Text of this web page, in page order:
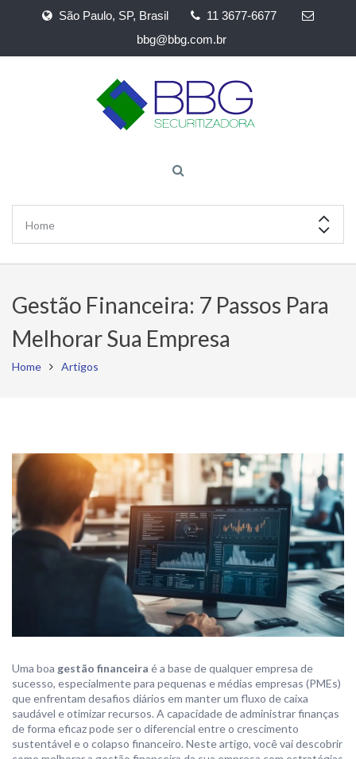
São Paulo, SP, Brasil
11 3677-6677
bbg@bbg.com.br
Gestão Financeira: 7 Passos Para
Melhorar Sua Empresa
Home Artigos
Uma boa gestão financeira é a base de qualquer empresa de
sucesso, especialmente para pequenas e médias empresas (PMEs)
que enfrentam desafios diários em manter um fluxo de caixa
saudável e otimizar recursos. A capacidade de administrar finanças
de forma eficaz pode ser o diferencial entre o crescimento
sustentável e o colapso financeiro. Neste artigo, você vai descobrir